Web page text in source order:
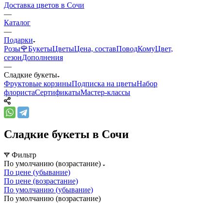
Доставка цветов в Сочи
—
Каталог
—
Подарки
Розы🌹БукетыЦветыЦена, составПоводКомуЦвет,
сезонДополнения
—
Сладкие букеты
Фруктовые корзиныПодписка на цветыНабор
флористаСертификатыМастер-классы
Сладкие букеты в Сочи
Фильтр
По умолчанию (возрастание)
По цене (убывание)
По цене (возрастание)
По умолчанию (убывание)
По умолчанию (возрастание)